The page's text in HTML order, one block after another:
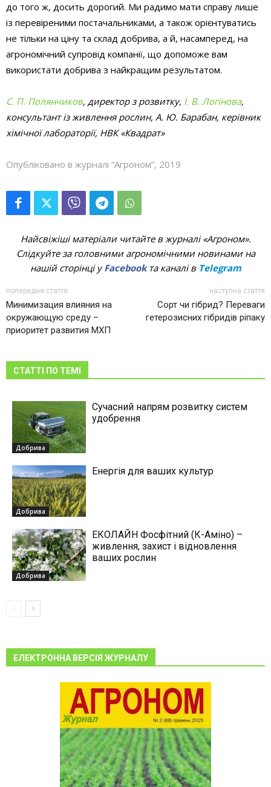
до того ж, досить дорогий. Ми радимо мати справу лише
із перевіреними постачальниками, а також орієнтуватись
не тільки на ціну та склад добрива, а й, насамперед, на
агрономічний супровід компанії, що допоможе вам
використати добрива з найкращим результатом.
С. П. Полянчиков, директор з розвитку, І. В. Логінова,
консультант із живлення рослин, А. Ю. Барабан, керівник
хімічної лабораторії, НВК «Квадрат»
Опубліковано в журналі “Агроном”, 2019
Найсвіжіші матеріали читайте в журналі «Агроном».
Слідкуйте за головними агрономічними новинами на
нашій сторінці уFacebookта каналі в Telegram
попередня стаття
Минимизация влияния на
окружающую среду –
приоритет развития МХП
наступна стаття
Сорт чи гібрид? Переваги
гетерозисних гібридів ріпаку
СТАТТІ ПО ТЕМІ
Добрива
Сучасний напрям розвитку систем
удобрення
Добрива
Енергія для ваших культур
Добрива
ЕКОЛАЙН Фосфітний (К-Аміно) –
живлення, захист і відновлення
ваших рослин
ЕЛЕКТРОННА ВЕРСІЯ ЖУРНАЛУ